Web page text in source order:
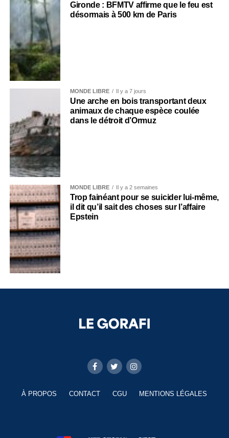
Gironde : BFMTV affirme que le feu est
désormais à 500 km de Paris
MONDE LIBRE Il y a 7 jours
Une arche en bois transportant deux
animaux de chaque espèce coulée
dans le détroit d’Ormuz
MONDE LIBRE Il y a 2 semaines
Trop fainéant pour se suicider lui-même,
il dit qu’il sait des choses sur l’affaire
Epstein
À PROPOS CONTACT CGU MENTIONS LÉGALES